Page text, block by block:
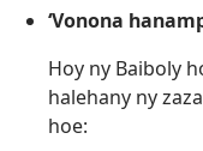
‘Vonona
Hoy ny Baiboly
halehany ny
hoe: